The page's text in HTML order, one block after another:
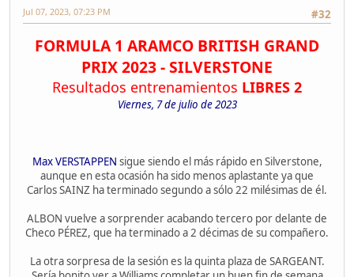
#32
Jul 07, 2023, 07:23 PM
FORMULA 1 ARAMCO BRITISH GRAND
PRIX 2023 - SILVERSTONE
Resultados entrenamientos LIBRES 2
Viernes, 7 de julio de 2023
Max VERSTAPPEN sigue siendo el más rápido en Silverstone,
aunque en esta ocasión ha sido menos aplastante ya que
Carlos SAINZ ha terminado segundo a sólo 22 milésimas de él.
ALBON vuelve a sorprender acabando tercero por delante de
Checo PÉREZ, que ha terminado a 2 décimas de su compañero.
La otra sorpresa de la sesión es la quinta plaza de SARGEANT.